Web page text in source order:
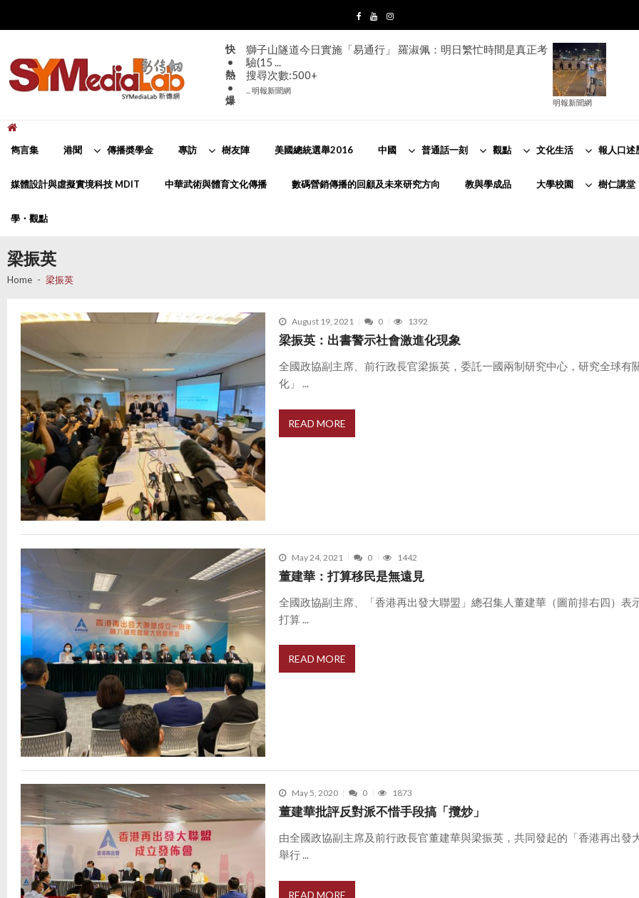
navigation
content
快
•
熱
•
爆
獅子山隧道今日實施「易通行」 羅淑佩：明日繁忙時間是真正考
驗(15 ...
搜尋次數:500+
... 明報新聞網
明報新聞網
雋言集 港聞 傳播奬學金 專訪 樹友陣 美國總統選舉2016 中國 普通話一刻 觀點 文化生活 報人口述
媒體設計與虛擬實境科技 MDIT 中華武術與體育文化傳播 數碼營銷傳播的回顧及未來研究方向 教與學成品 大學校園 樹仁講堂
學・觀點
梁振英
Home 梁振英
August 19, 2021 0 1392
梁振英：出書警示社會激進化現象
全國政協副主席、前行政長官梁振英，委託一國兩制研究中心，研究全球有
化」 ...
READ MORE
May 24, 2021 0 1442
董建華：打算移民是無遠見
全國政協副主席、「香港再出發大聯盟」總召集人董建華（圖前排右四）表
打算 ...
READ MORE
May 5, 2020 0 1873
董建華批評反對派不惜手段搞「攬炒」
由全國政協副主席及前行政長官董建華與梁振英，共同發起的「香港再出發
舉行 ...
READ MORE